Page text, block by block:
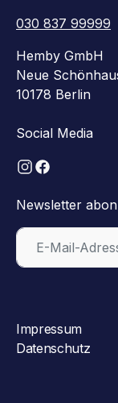
030 837 99999
Hemby GmbH
Neue
10178 Berlin
Social Media
Newsletter
Impressum
Datenschutz